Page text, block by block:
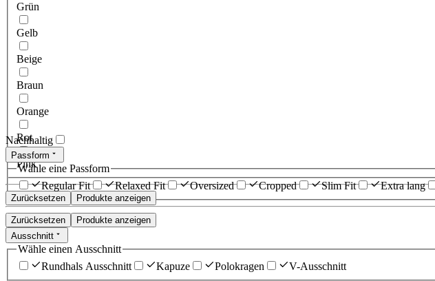
Grün
Gelb
Beige
Braun
Orange
Rot
Pink
Zurücksetzen Produkte anzeigen
Nachhaltig
Passform
Wähle eine Passform
Regular Fit
Relaxed Fit Oversized Cropped Slim Fit Extra lang
Zurücksetzen
Produkte anzeigen
Ausschnitt
Wähle einen Ausschnitt
Rundhals Ausschnitt
Kapuze Polokragen V-Ausschnitt